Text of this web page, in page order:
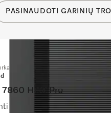
be rankenėlės
7860 HCX Pro
garuose, kepti, kepinti, su
PASINAUDOTI GARINIŲ